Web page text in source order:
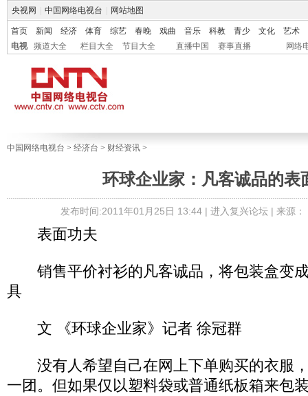
央视网 中国网络电视台 网站地图
首页 新闻 经济 体育 综艺 春晚 戏曲 音乐 科教 青少 文化
艺术
电视
频道大全 栏目大全 节目大全 直播中国 赛事直播 网络
中国网络电视台 > 经济台 > 财经资讯 >
环球企业家：凡客诚品的表
发布时间:2011年01月25日 13:44 | 进入复兴论坛| 来源：
表面功夫
销售平价衬衫的凡客诚品，将包装盒变
具
文 《环球企业家》记者 徐冠群
没有人希望自己在网上下单购买的衣服
一团。但如果仅以塑料袋或普通纸板箱来包